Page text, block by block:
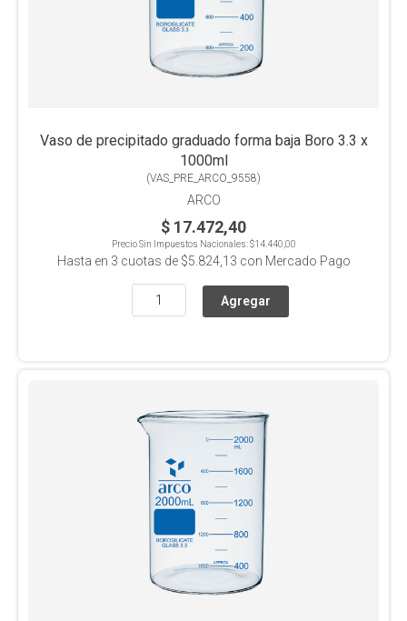
Vaso de precipitado graduado forma baja Boro 3.3 x
1000ml
(VAS_PRE_ARCO_9558)
ARCO
$ 17.472,40
Precio Sin Impuestos Nacionales:$14.440,00
Hasta en 3 cuotas de $5.824,13 con Mercado Pago